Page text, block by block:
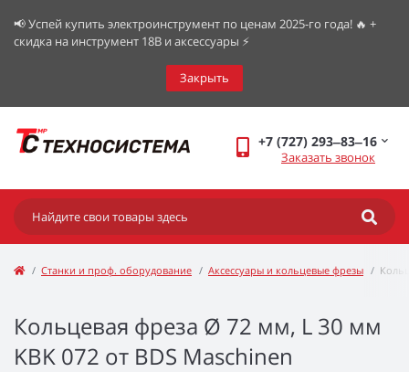
📢 Успей купить электроинструмент по ценам 2025-го года! 🔥 +
скидка на инструмент 18В и аксессуары ⚡️
Закрыть
+7 (727) 293‒83‒16
Заказать звонок
Станки и проф. оборудование Аксессуары и кольцевые фрезы
Кольцевая фреза Ø 72 мм, L 30 мм
KBK 072 от BDS Maschinen